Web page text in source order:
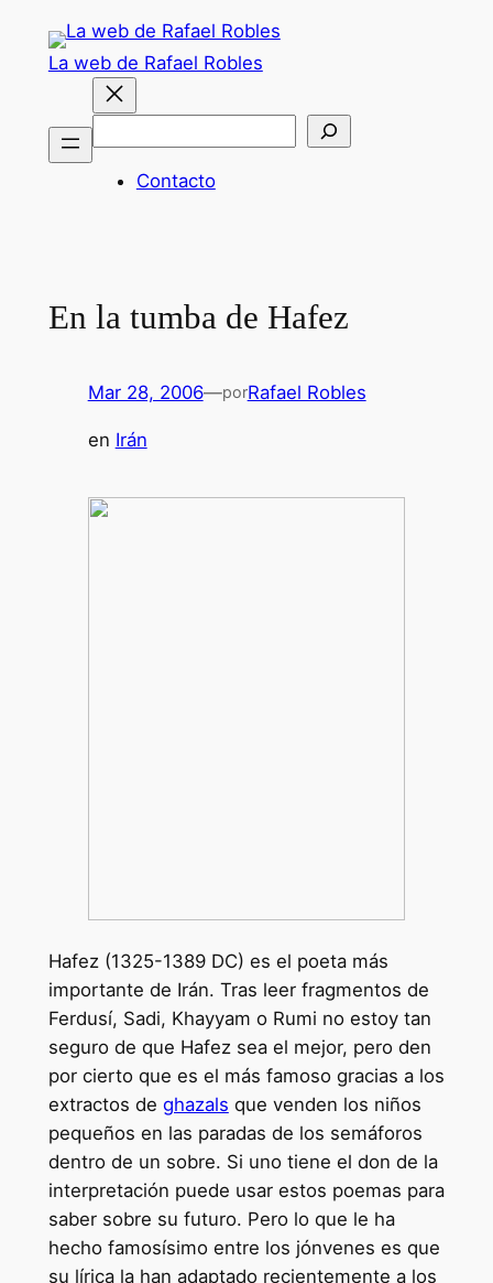
contenido
La web de Rafael Robles
Buscar
Contacto
En la tumba de Hafez
Mar 28, 2006—porRafael Robles
en Irán
Hafez (1325-1389 DC) es el poeta más
importante de Irán. Tras leer fragmentos de
Ferdusí, Sadi, Khayyam o Rumi no estoy tan
seguro de que Hafez sea el mejor, pero den
por cierto que es el más famoso gracias a los
extractos de ghazals que venden los niños
pequeños en las paradas de los semáforos
dentro de un sobre. Si uno tiene el don de la
interpretación puede usar estos poemas para
saber sobre su futuro. Pero lo que le ha
hecho famosísimo entre los jónvenes es que
su lírica la han adaptado recientemente a los